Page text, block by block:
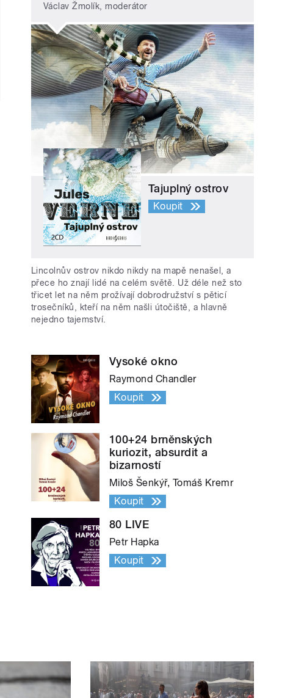
Václav Žmolík, moderátor
Tajuplný ostrov
Koupit
Lincolnův ostrov nikdo nikdy na mapě nenašel, a
přece ho znají lidé na celém světě. Už déle než sto
třicet let na něm prožívají dobrodružství s pěticí
trosečníků, kteří na něm našli útočiště, a hlavně
nejedno tajemství.
Vysoké okno
Raymond Chandler
Koupit
100+24 brněnských
kuriozit, absurdit a
bizarností
Miloš Šenkýř, Tomáš Kremr
Koupit
80 LIVE
Petr Hapka
Koupit